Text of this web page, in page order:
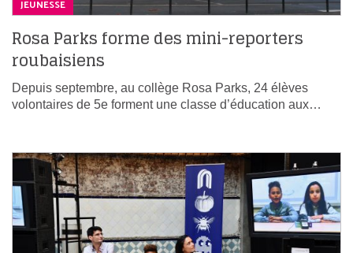
JEUNESSE
Rosa Parks forme des mini-reporters
roubaisiens
Depuis septembre, au collège Rosa Parks, 24 élèves
volontaires de 5e forment une classe d’éducation aux…